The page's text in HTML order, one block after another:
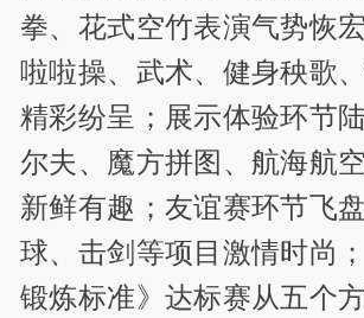
拳、花式空竹表演气势恢
啦啦操、武术、健身秧歌
精彩纷呈；展示体验环节
尔夫、魔方拼图、航海航
新鲜有趣；友谊赛环节飞
球、击剑等项目激情时尚
锻炼标准》达标赛从五个